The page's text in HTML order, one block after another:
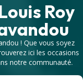
Roy
! Que vous soyez
ici les occasions
notre communauté.